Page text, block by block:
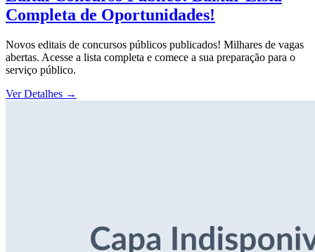
Completa de Oportunidades!
Novos editais de concursos públicos publicados! Milhares de vagas
abertas. Acesse a lista completa e comece a sua preparação para o
serviço público.
Ver Detalhes →